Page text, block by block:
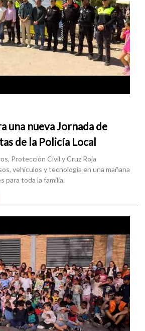
una nueva Jornada de
de la Policía Local
Protección Civil y Cruz Roja
vehículos y tecnología en una mañana
para toda la familia.